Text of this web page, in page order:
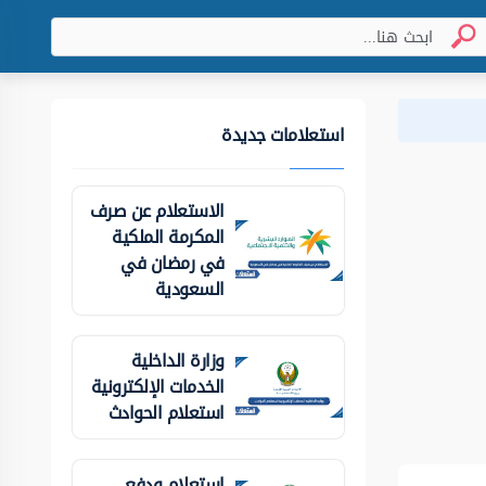
استعلامات جديدة
الاستعلام عن صرف
المكرمة الملكية
في رمضان في
السعودية
وزارة الداخلية
الخدمات الإلكترونية
استعلام الحوادث